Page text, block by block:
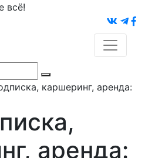
всё!
каршеринг, аренда:
аренда: